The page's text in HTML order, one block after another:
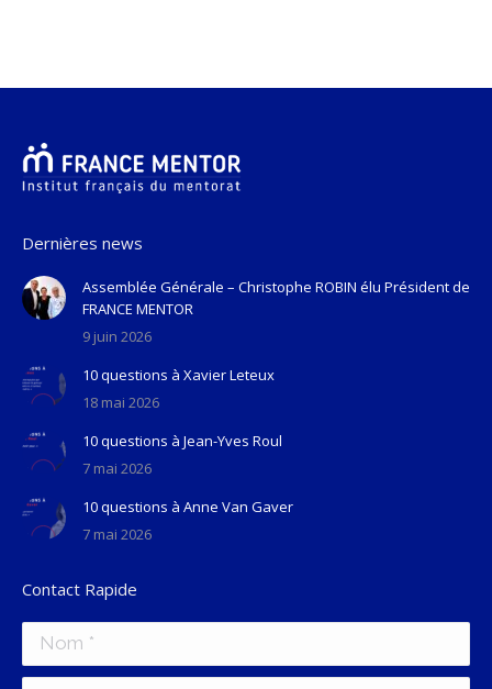
Dernières news
Assemblée Générale – Christophe ROBIN élu Président de
FRANCE MENTOR
9 juin 2026
10 questions à Xavier Leteux
18 mai 2026
10 questions à Jean-Yves Roul
7 mai 2026
10 questions à Anne Van Gaver
7 mai 2026
Contact Rapide
Nom *